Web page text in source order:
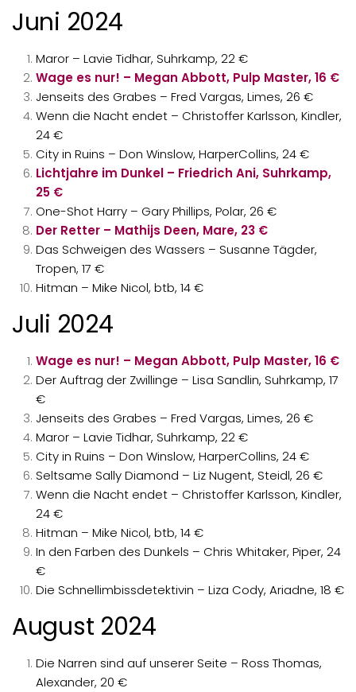
Juni 2024
Maror – Lavie Tidhar, Suhrkamp, 22 €
Wage es nur! – Megan Abbott, Pulp Master, 16 €
Jenseits des Grabes – Fred Vargas, Limes, 26 €
Wenn die Nacht endet – Christoffer Karlsson, Kindler,
24 €
City in Ruins – Don Winslow, HarperCollins, 24 €
Lichtjahre im Dunkel – Friedrich Ani, Suhrkamp,
25 €
One-Shot Harry – Gary Phillips, Polar, 26 €
Der Retter – Mathijs Deen, Mare, 23 €
Das Schweigen des Wassers – Susanne Tägder,
Tropen, 17 €
Hitman – Mike Nicol, btb, 14 €
Juli 2024
Wage es nur! – Megan Abbott, Pulp Master, 16 €
Der Auftrag der Zwillinge – Lisa Sandlin, Suhrkamp, 17
€
Jenseits des Grabes – Fred Vargas, Limes, 26 €
Maror – Lavie Tidhar, Suhrkamp, 22 €
City in Ruins – Don Winslow, HarperCollins, 24 €
Seltsame Sally Diamond – Liz Nugent, Steidl, 26 €
Wenn die Nacht endet – Christoffer Karlsson, Kindler,
24 €
Hitman – Mike Nicol, btb, 14 €
In den Farben des Dunkels – Chris Whitaker, Piper, 24
€
Die Schnellimbissdetektivin – Liza Cody, Ariadne, 18 €
August 2024
Die Narren sind auf unserer Seite – Ross Thomas,
Alexander, 20 €